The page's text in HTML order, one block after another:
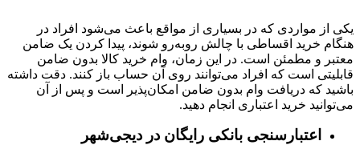
یکی از مواردی که در بسیاری از مواقع باعث می‌شود افراد در
هنگام خرید اقساطی با چالش روبه‌رو شوند، پیدا کردن یک ضامن
معتبر و مطمئن است. در این زمان، وام خرید کالا بدون ضامن
قابلیتی است که افراد می‌توانند روی آن حساب باز کنند. دقت داشته
باشید که دریافت وام بدون ضامن امکان‌پذیر است و پس از آن
می‌توانید خرید اعتباری انجام دهید.
اعتبارسنجی بانکی رایگان در دیجی‌شهر